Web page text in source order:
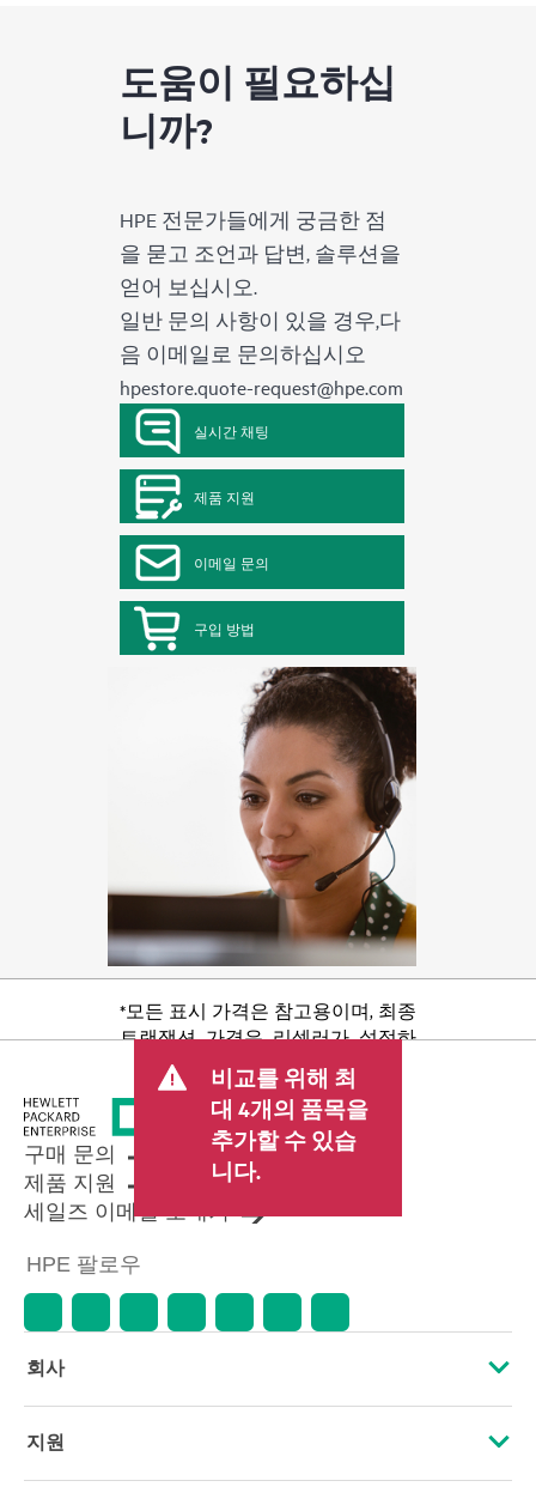
도움이 필요하십
니까?
HPE 전문가들에게 궁금한 점
을 묻고 조언과 답변, 솔루션을
얻어 보십시오.
일반 문의 사항이 있을 경우,다
음 이메일로 문의하십시오
hpestore.quote-request@hpe.com
실시간 채팅
제품 지원
이메일 문의
구입 방법
*모든 표시 가격은 참고용이며, 최종
트랜잭션 가격은 리셀러가 설정하
며 판매세/VAT 및 배송 등 기타 수수
료가 포함될 수 있습니다. 리셀러가
설정한 트랜잭션 가격은 다른 리셀
러가 설정한 가격 및 표시 가격과 다
를 수 있습니다. 표시 가격에는 기간
한정 프로모션 혜택이 포함될 수 있
습니다. HPE는 시장 상황 변화, 제품
수명 종료, 광고 오류 등을 포함하되
이에 국한되지 않는 사유로 언제든
지 가격을 조정할 권리를 보유합니
비교를 위해 최
대 4개의 품목을
추가할 수 있습
니다.
구매 문의
제품 지원
세일즈 이메일 보내기
HPE 팔로우
회사
HPE 소개
지원